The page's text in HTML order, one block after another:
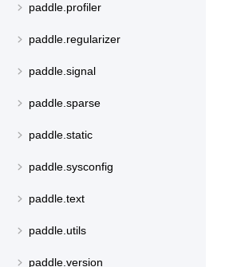
paddle.profiler
paddle.regularizer
paddle.signal
paddle.sparse
paddle.static
paddle.sysconfig
paddle.text
paddle.utils
paddle.version